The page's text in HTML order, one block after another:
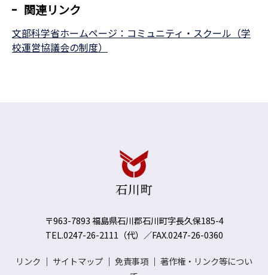
関連リンク
文部科学省ホームページ：コミュニティ・スクール（学
校運営協議会の制度）
〒963-7893 福島県石川郡石川町字長久保185-4
TEL.0247-26-2111（代）／FAX.0247-26-0360
リンク ｜ サイトマップ ｜ 免責事項 ｜ 著作権・リンク等につい